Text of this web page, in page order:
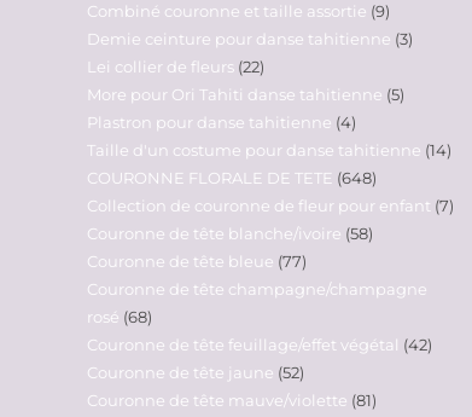
Combiné couronne et taille assortie 9
Demie ceinture pour danse tahitienne 3
Lei collier de fleurs 22
More pour Ori Tahiti danse tahitienne 5
Plastron pour danse tahitienne 4
Taille d'un costume pour danse tahitienne 14
COURONNE FLORALE DE TETE 648
Collection de couronne de fleur pour enfant 7
Couronne de tête blanche/ivoire 58
Couronne de tête bleue 77
Couronne de tête champagne/champagne
rosé 68
Couronne de tête feuillage/effet végétal 42
Couronne de tête jaune 52
Couronne de tête mauve/violette 81